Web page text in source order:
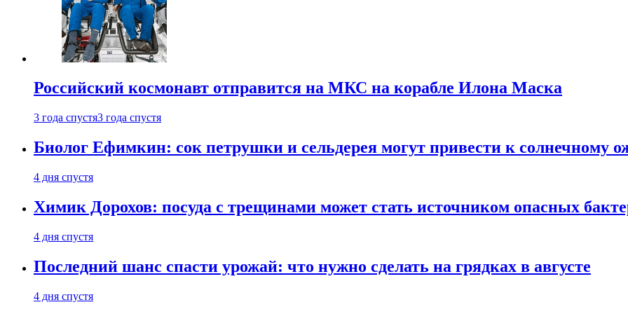
Российский космонавт отправится на МКС на корабле Илона Маска
3 года спустя3 года спустя
Биолог Ефимкин: сок петрушки и сельдерея могут привести к солнечному
4 дня спустя
Химик Дорохов: посуда с трещинами может стать источником опасных
4 дня спустя
Последний шанс спасти урожай: что нужно сделать на грядках в августе
4 дня спустя